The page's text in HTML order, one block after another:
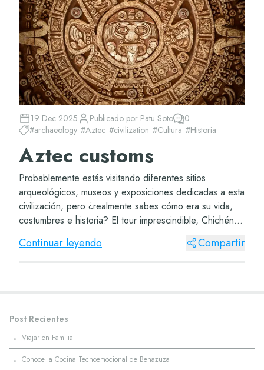
19 Dec 2025 Publicado por Patu Soto
0
#archaeology #Aztec #civilization #Cultura #Historia
Aztec customs
Probablemente estás visitando diferentes sitios
arqueológicos, museos y exposiciones dedicadas a esta
civilización, pero ¿realmente sabes cómo era su vida,
costumbres e historia? El tour imprescindible, Chichén
Itzá, perfecto para que comiences el pr...
Continuar leyendo Compartir
Post Recientes
· Viajar en Familia
· Conoce la Cocina Tecnoemocional de Benazuza